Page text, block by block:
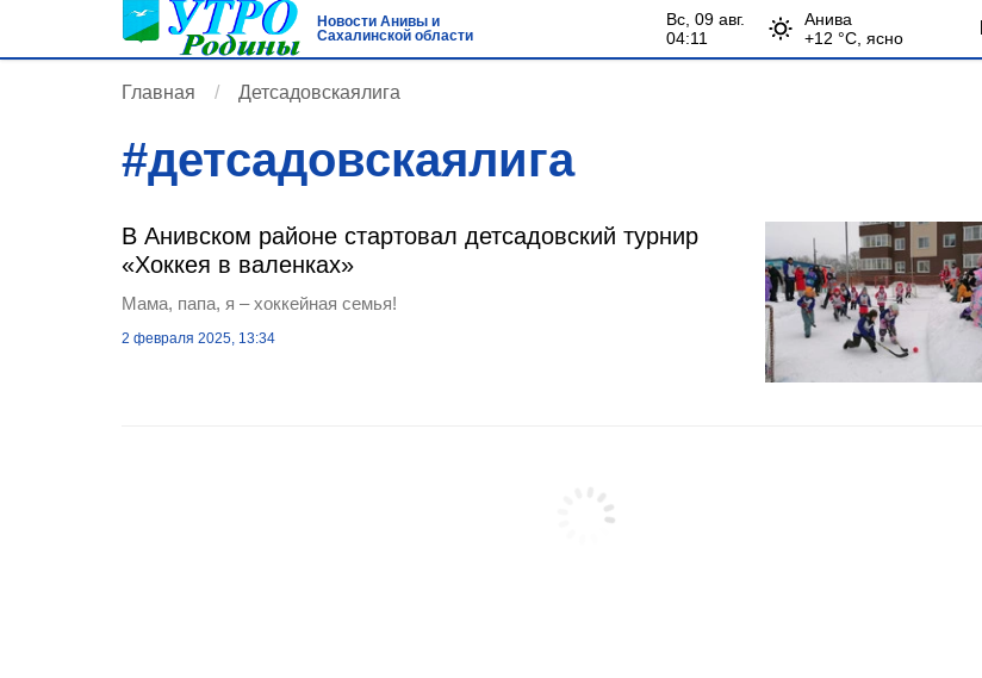
Новости Анивы и
Сахалинской области
вс, 09 авг.
04:11
Анива
+12 °С, ясно
Главная Детсадовскаялига
#детсадовскаялига
В Анивском районе стартовал детсадовский турнир
«Хоккея в валенках»
Мама, папа, я – хоккейная семья!
2 февраля 2025, 13:34